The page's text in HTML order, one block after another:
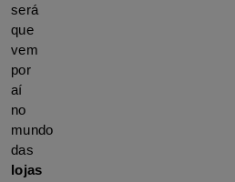
será
que
vem
por
aí
no
mundo
lojas